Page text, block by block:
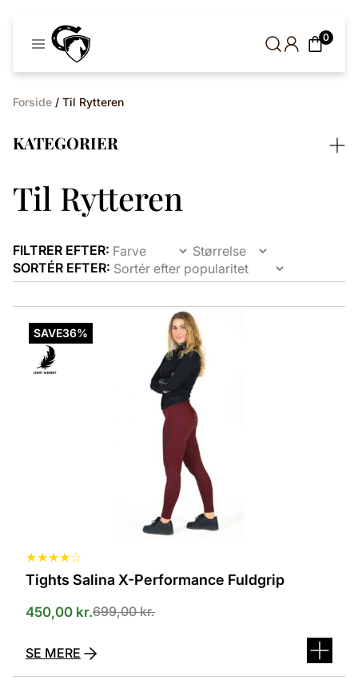
0
Forside / Til Rytteren
KATEGORIER
Til Rytteren
FILTRER EFTER:
SORTÉR EFTER:
SAVE36%
★★★★☆
Tights Salina X-Performance Fuldgrip
699,00kr.
450,00 kr.
vare
har
flere
varianter.
SE MERE